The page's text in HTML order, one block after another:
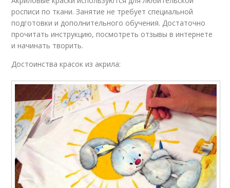
росписи по ткани. Занятие не требует специальной
подготовки и дополнительного обучения. Достаточно
прочитать инструкцию, посмотреть отзывы в интернете
и начинать творить.
Достоинства красок из акрила: